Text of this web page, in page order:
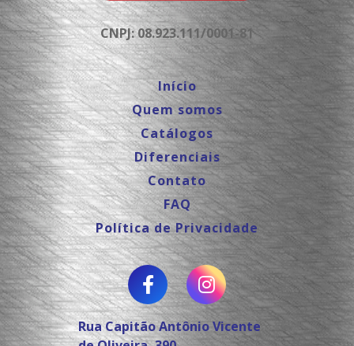
CNPJ: 08.923.111/0001-81
Início
Quem somos
Catálogos
Diferenciais
Contato
FAQ
Política de Privacidade
Rua Capitão Antônio Vicente